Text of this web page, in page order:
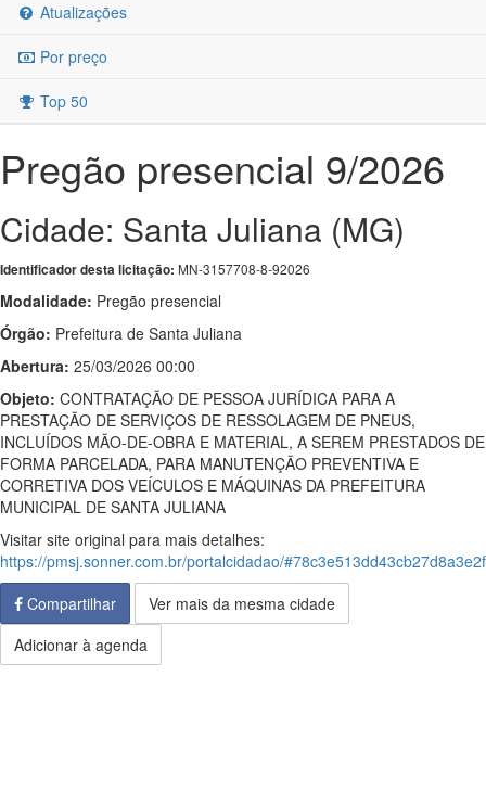
Atualizações
Por preço
Top 50
Pregão presencial 9/2026
Cidade: Santa Juliana (MG)
Identificador desta licitação: MN-3157708-8-92026
Modalidade: Pregão presencial
Órgão: Prefeitura de Santa Juliana
Abertura: 25/03/2026 00:00
Objeto: CONTRATAÇÃO DE PESSOA JURÍDICA PARA A
PRESTAÇÃO DE SERVIÇOS DE RESSOLAGEM DE PNEUS,
INCLUÍDOS MÃO-DE-OBRA E MATERIAL, A SEREM PRESTADOS DE
FORMA PARCELADA, PARA MANUTENÇÃO PREVENTIVA E
CORRETIVA DOS VEÍCULOS E MÁQUINAS DA PREFEITURA
MUNICIPAL DE SANTA JULIANA
Visitar site original para mais detalhes:
https://pmsj.sonner.com.br/portalcidadao/
Compartilhar
Ver mais da mesma cidade
Adicionar à agenda